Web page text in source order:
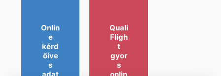
Onlin
e
kérd
őíve
s
Quali
Fligh
t
gyor
s